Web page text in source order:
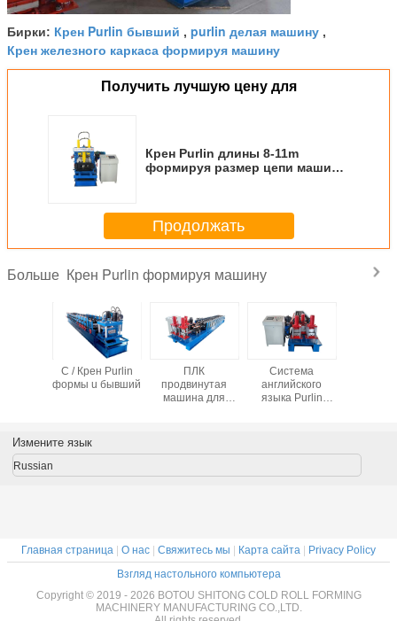
Бирки: Крен Purlin бывший , purlin делая машину ,
Крен железного каркаса формируя машину
Получить лучшую цену для
Крен Purlin длины 8-11m
формируя размер цепи машины
Продолжать
Больше Крен Purlin формируя машину
для
C / Крен Purlin
формы u бывший
ПЛК
продвинутая
машина для
производства
Система
английского
языка Purlin
Измените язык
Russian
Главная страница О нас Свяжитесь мы Карта сайта
Privacy Policy
Взгляд настольного компьютера
Copyright © 2019 - 2026 BOTOU SHITONG COLD ROLL FORMING
MACHINERY MANUFACTURING CO.,LTD.